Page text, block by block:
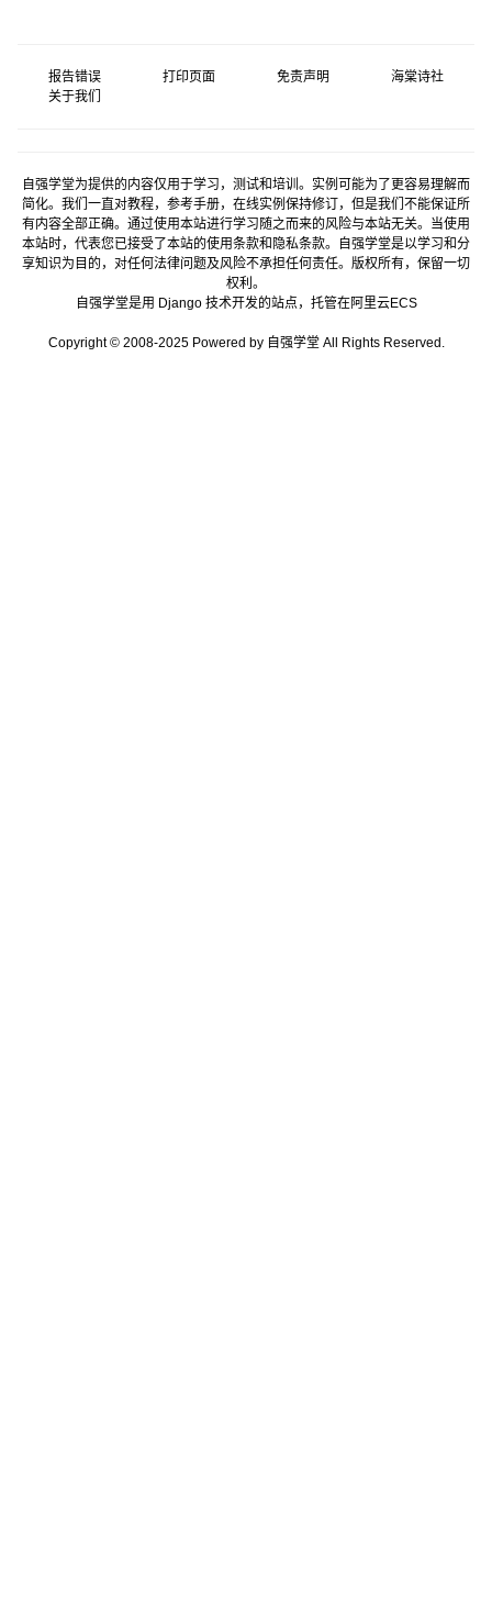
报告错误 打印页面 免责声明
海棠诗社
关于我们
自强学堂为提供的内容仅用于学习，测试和培训。实例可能为了更容易理解而
简化。我们一直对教程，参考手册，在线实例保持修订，但是我们不能保证所
有内容全部正确。通过使用本站进行学习随之而来的风险与本站无关。当使用
本站时，代表您已接受了本站的使用条款和隐私条款。自强学堂是以学习和分
享知识为目的，对任何法律问题及风险不承担任何责任。版权所有，保留一切
权利。
自强学堂是用 Django技术开发的站点，托管在阿里云ECS
Copyright © 2008-2025 Powered by 自强学堂 All Rights Reserved.